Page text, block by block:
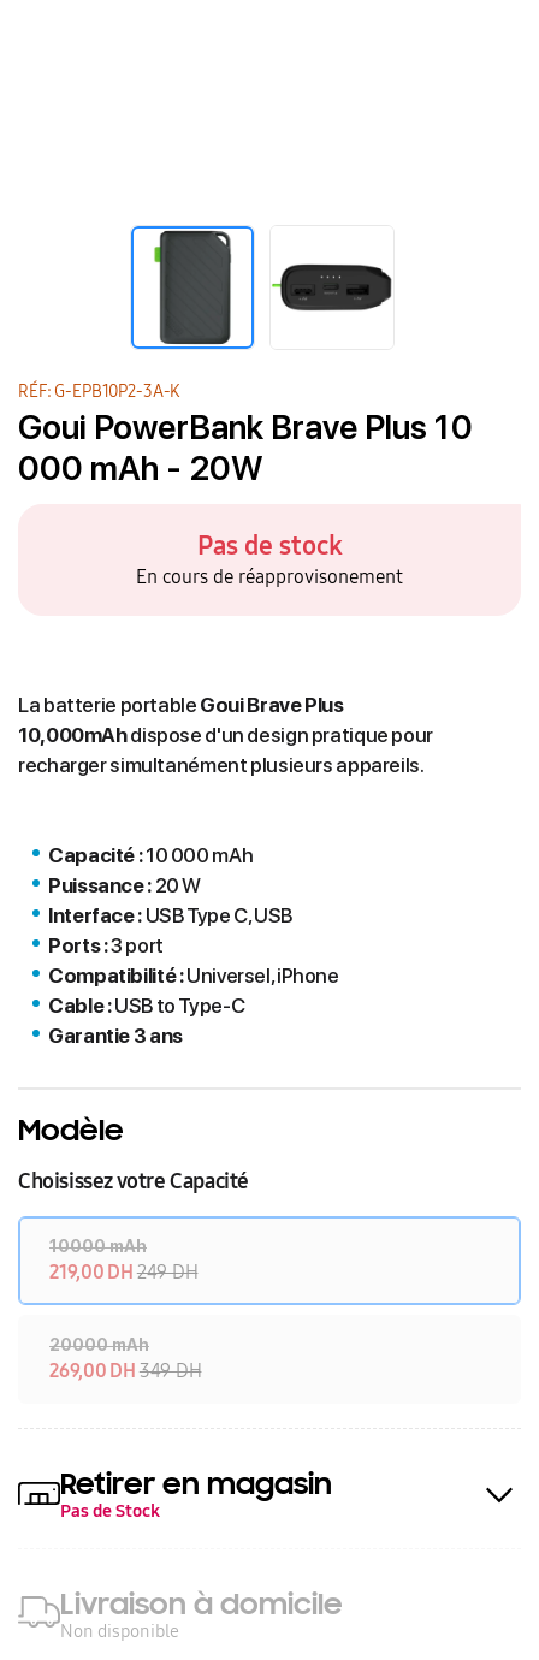
RÉF: G-EPB10P2-3A-K
Goui PowerBank Brave Plus 10
000 mAh - 20W
Pas de stock
En cours de réapprovisonement
La batterie portable Goui Brave Plus
10,000mAhdispose d'un design pratique pour
recharger simultanément plusieurs appareils.
Capacité :10 000 mAh
Puissance : 20 W
Interface :USB Type C, USB
Ports :3 port
Compatibilité :Universel, iPhone
Cable :USB to Type-C
Garantie 3 ans
Modèle
Choisissez votre Capacité
10000 mAh
219,00 DH 249 DH
20000 mAh
269,00 DH 349 DH
Retirer en magasin
Pas de Stock
Livraison à domicile
Non disponible